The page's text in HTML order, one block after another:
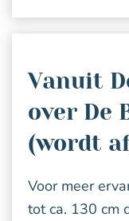
Vanuit
over De
(wordt
Voor meer
tot ca. 130 cm